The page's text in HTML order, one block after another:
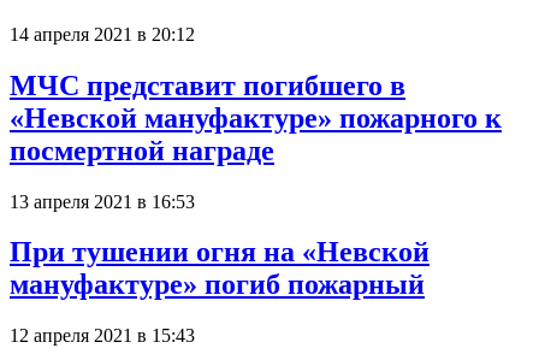
14 апреля 2021 в 20:12
МЧС представит погибшего в
«Невской мануфактуре» пожарного к
посмертной награде
13 апреля 2021 в 16:53
При тушении огня на «Невской
мануфактуре» погиб пожарный
12 апреля 2021 в 15:43